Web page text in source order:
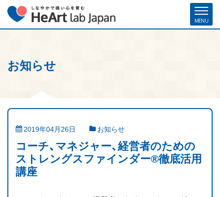
ホーム
クリフトンストレングス®（ストレングスファインダー®）
研修・人材育成／組織開発支援
お知らせ
2019年04月26日 お知らせ
コーチ、マネジャー、経営者のための
ストレングスファインダー®徹底活用
講座